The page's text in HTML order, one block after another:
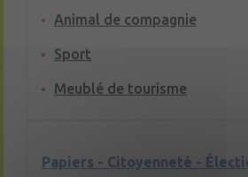
Animal de compagnie
Sport
Meublé de tourisme
Papiers - Citoyenneté -